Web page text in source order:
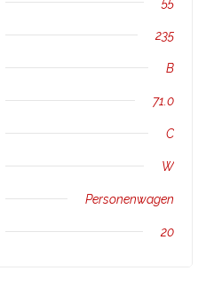
235
B
71.0
C
W
Personenwagen
20